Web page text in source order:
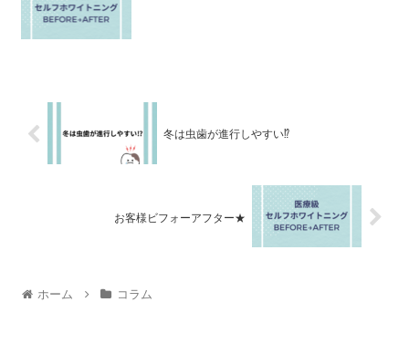
冬は虫歯が進行しやすい⁉︎
お客様ビフォーアフター★
ホーム コラム